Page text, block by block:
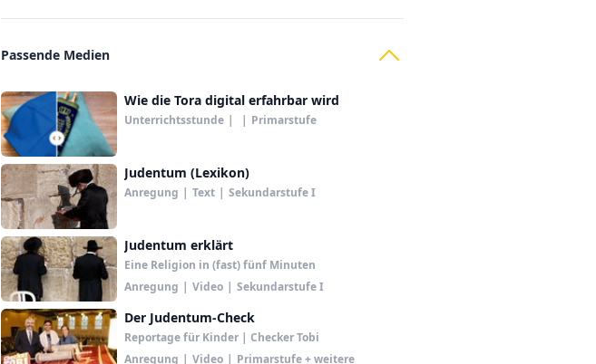
Passende Medien
Wie die Tora digital erfahrbar wird
Unterrichtsstunde | | Primarstufe
Judentum (Lexikon)
Anregung | Text | Sekundarstufe I
Judentum erklärt
Eine Religion in (fast) fünf Minuten
Anregung | Video | Sekundarstufe I
Der Judentum-Check
Reportage für Kinder | Checker Tobi
Anregung | Video | Primarstufe + weitere